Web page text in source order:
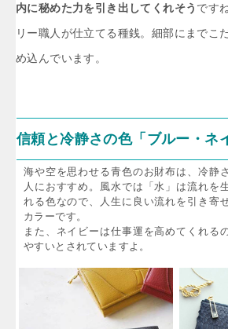
内に秘めた力を引き出してくれそう です
リー職人が仕立てる種銭。細部にまでこ
め込んでいます。
信頼と冷静さの色「ブルー・ネ
海や空を思わせる青色のお財布は、冷静
人におすすめ。風水では「水」は流れを
れる色なので、人生に良い流れを引き寄
カラーです。
また、ネイビーは仕事運を高めてくれる
やすいとされていますよ。